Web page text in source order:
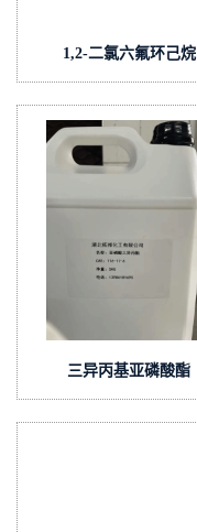
1,2-二氯六氟环己烷
三异丙基亚磷酸酯